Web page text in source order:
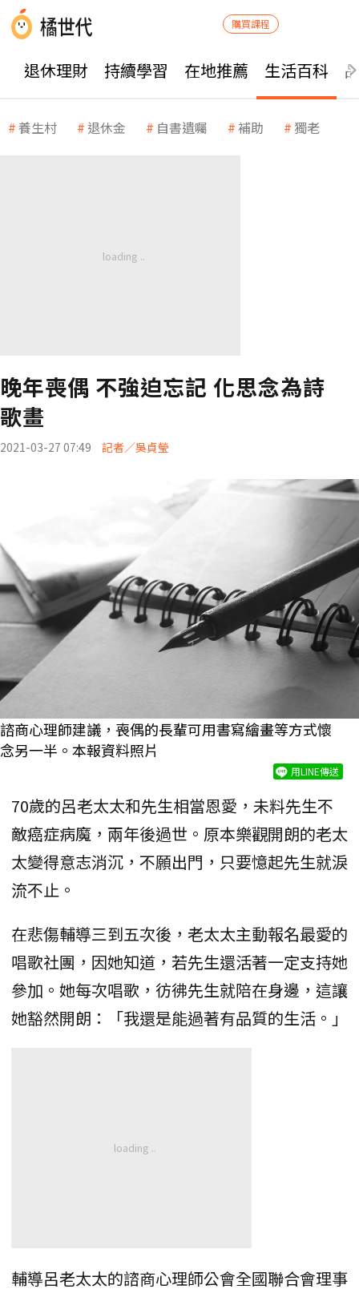
購買課程
退休理財 持續學習 在地推薦 生活百科
養生村 退休金 自書遺囑 補助 獨老
晚年喪偶 不強迫忘記 化思念為詩
歌畫
2021-03-27 07:49 記者／吳貞瑩
諮商心理師建議，喪偶的長輩可用書寫繪畫等方式懷
念另一半。本報資料照片
用LINE傳送
70歲的呂老太太和先生相當恩愛，未料先生不
敵癌症病魔，兩年後過世。原本樂觀開朗的老太
太變得意志消沉，不願出門，只要憶起先生就淚
流不止。
在悲傷輔導三到五次後，老太太主動報名最愛的
唱歌社團，因她知道，若先生還活著一定支持她
參加。她每次唱歌，彷彿先生就陪在身邊，這讓
她豁然開朗：「我還是能過著有品質的生活。」
輔導呂老太太的諮商心理師公會全國聯合會理事